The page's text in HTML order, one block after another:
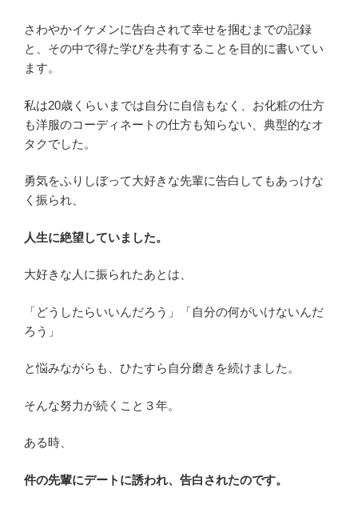
さわやかイケメンに告白されて幸せを掴むまでの記録
と、その中で得た学びを共有することを目的に書いてい
ます。
私は20歳くらいまでは自分に自信もなく、お化粧の仕方
も洋服のコーディネートの仕方も知らない、典型的なオ
タクでした。
勇気をふりしぼって大好きな先輩に告白してもあっけな
く振られ、
人生に絶望していました。
大好きな人に振られたあとは、
「どうしたらいいんだろう」「自分の何がいけないんだ
ろう」
と悩みながらも、ひたすら自分磨きを続けました。
そんな努力が続くこと３年。
ある時、
件の先輩にデートに誘われ、告白されたのです。